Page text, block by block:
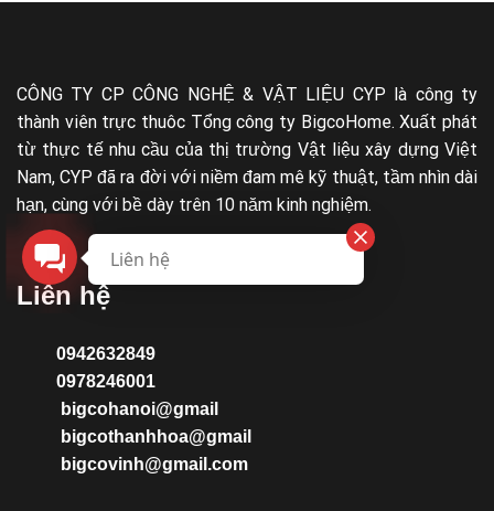
CÔNG TY CP CÔNG NGHỆ & VẬT LIỆU CYP là công ty
thành viên trực thuôc Tổng công ty BigcoHome. Xuất phát
từ thực tế nhu cầu của thị trường Vật liệu xây dựng Việt
Nam, CYP đã ra đời với niềm đam mê kỹ thuật, tầm nhìn dài
hạn, cùng với bề dày trên 10 năm kinh nghiệm.
Liên hệ
0942632849
0978246001
bigcohanoi@gmail
bigcothanhhoa@gmail
bigcovinh@gmail.com
Liên hệ